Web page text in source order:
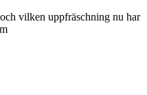
vilken uppfräschning nu har